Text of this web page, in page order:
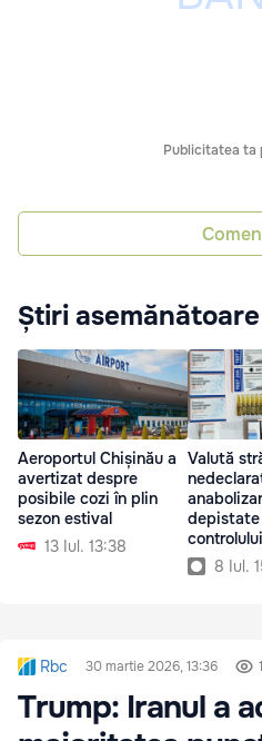
Publicitatea ta
Știri asemănătoare
Aeroportul Chișinău a
avertizat despre
posibile cozi în plin
sezon estival
13 Iul. 13:38
Valută
depistate
Aeroport
8 Iul.
Rbc 30 martie 2026, 13:36
Trump: Iranul a